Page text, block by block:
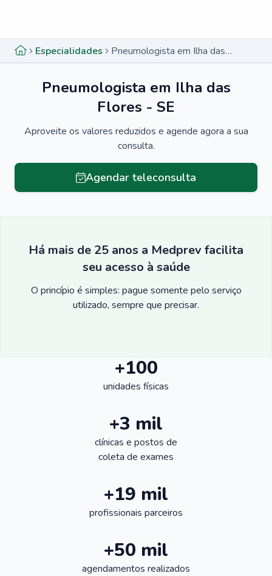
Especialidades Pneumologista em Ilha das Flores - SE
Pneumologista em Ilha das
Flores - SE
Aproveite os valores reduzidos e agende agora a sua
consulta.
Agendar teleconsulta
Há mais de 25 anos a Medprev facilita
seu acesso à saúde
O princípio é simples: pague somente pelo serviço
utilizado, sempre que precisar.
+100
unidades físicas
+3 mil
clínicas e postos de
coleta de exames
+19 mil
profissionais parceiros
+50 mil
agendamentos realizados